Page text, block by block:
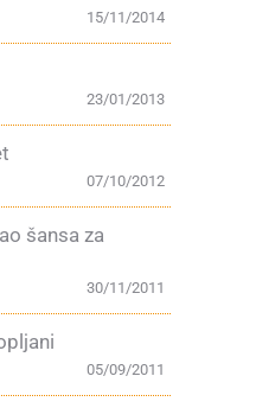
15/11/2014
23/01/2013
07/10/2012
šansa za
30/11/2011
05/09/2011